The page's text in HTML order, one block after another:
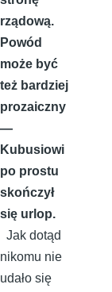
rządową.
Powód
może być
też bardziej
prozaiczny
—
Kubusiowi
po prostu
skończył
się urlop.
Jak dotąd
nikomu nie
udało się